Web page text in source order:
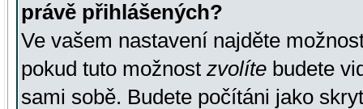
právě přihlášených?
Ve vašem nastavení najděte
pokud tuto možnost zvolíte budete
sami sobě. Budete počítáni jako